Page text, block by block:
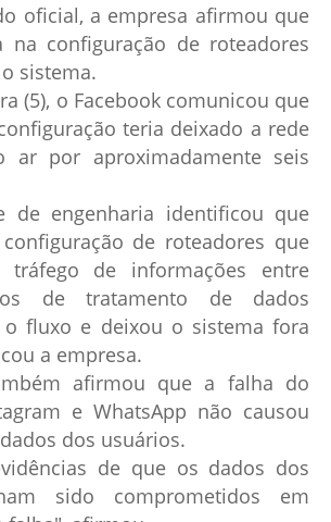
oficial, a empresa afirmou que
na configuração de roteadores
sistema.
(5), o Facebook comunicou que
teria deixado a rede
ar por aproximadamente seis
de engenharia identificou que
de roteadores que
tráfego de informações entre
de tratamento de dados
o fluxo e deixou o sistema fora
a empresa.
afirmou que a falha do
e WhatsApp não causou
dos usuários.
de que os dados dos
sido comprometidos em